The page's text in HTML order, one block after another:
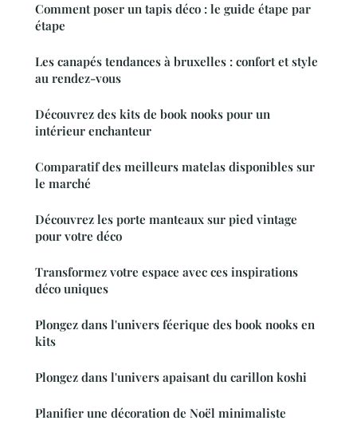
Comment poser un tapis déco : le guide étape par
étape
Les canapés tendances à bruxelles : confort et style
au rendez-vous
Découvrez des kits de book nooks pour un
intérieur enchanteur
Comparatif des meilleurs matelas disponibles sur
le marché
Découvrez les porte manteaux sur pied vintage
pour votre déco
Transformez votre espace avec ces inspirations
déco uniques
Plongez dans l'univers féerique des book nooks en
kits
Plongez dans l'univers apaisant du carillon koshi
Planifier une décoration de Noël minimaliste